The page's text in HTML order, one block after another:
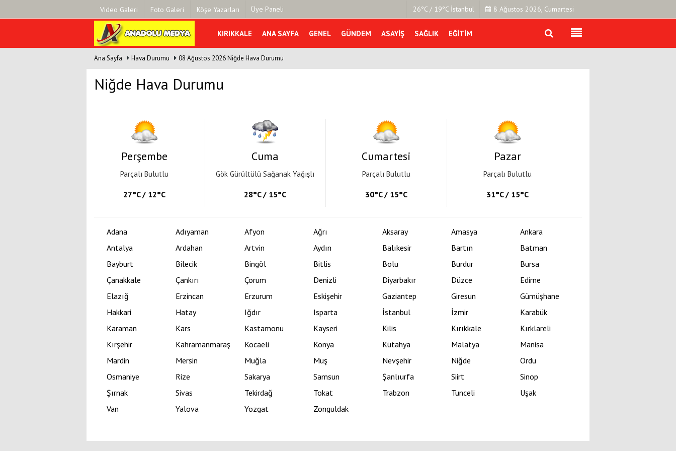
Video Galeri Foto Galeri Köşe Yazarları Üye Paneli 26°C / 19°C İstanbul 8 Ağustos 2026, Cumartesi
KIRIKKALE ANA SAYFA GENEL GÜNDEM ASAYIŞ SAĞLIK EĞITIM
Hava Durumu
Anketler
Ana Sayfa Hava Durumu 08 Ağustos 2026 Niğde Hava Durumu
Niğde Hava Durumu
Perşembe
Parçalı Bulutlu
27°C / 12°C
Cuma
Gök Gürültülü Sağanak Yağışlı
28°C / 15°C
Cumartesi
Parçalı Bulutlu
30°C / 15°C
Pazar
Parçalı Bulutlu
31°C / 15°C
Adana Adıyaman Afyon Ağrı Aksaray Amasya
Ankara
Antalya
Ardahan Artvin Aydın Balıkesir Bartın
Batman
Bayburt
Bilecik Bingöl Bitlis Bolu Burdur
Bursa
Çanakkale
Çankırı Çorum Denizli Diyarbakır Düzce
Edirne
Elazığ
Erzincan Erzurum Eskişehir Gaziantep Giresun
Gümüşhane
Hakkari
Hatay Iğdır Isparta İstanbul İzmir
Karabük
Karaman
Kars Kastamonu Kayseri Kilis Kırıkkale
Kırklareli
Kırşehir
Kahramanmaraş Kocaeli Konya Kütahya Malatya
Manisa
Mardin
Mersin Muğla Muş Nevşehir Niğde
Ordu
Osmaniye
Rize Sakarya Samsun Şanlıurfa Siirt
Sinop
Şırnak
Sivas Tekirdağ Tokat Trabzon Tunceli
Uşak
Van
Yalova Yozgat Zonguldak